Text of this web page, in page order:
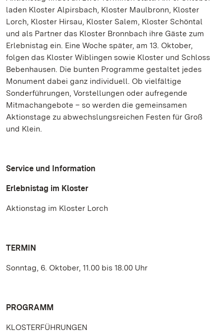
laden Kloster Alpirsbach, Kloster Maulbronn, Kloster
Lorch, Kloster Hirsau, Kloster Salem, Kloster Schöntal
und als Partner das Kloster Bronnbach ihre Gäste zum
Erlebnistag ein. Eine Woche später, am 13. Oktober,
folgen das Kloster Wiblingen sowie Kloster und Schloss
Bebenhausen. Die bunten Programme gestaltet jedes
Monument dabei ganz individuell. Ob vielfältige
Sonderführungen, Vorstellungen oder aufregende
Mitmachangebote – so werden die gemeinsamen
Aktionstage zu abwechslungsreichen Festen für Groß
und Klein.
Service und Information
Erlebnistag im Kloster
Aktionstag im Kloster Lorch
TERMIN
Sonntag, 6. Oktober, 11.00 bis 18.00 Uhr
PROGRAMM
KLOSTERFÜHRUNGEN